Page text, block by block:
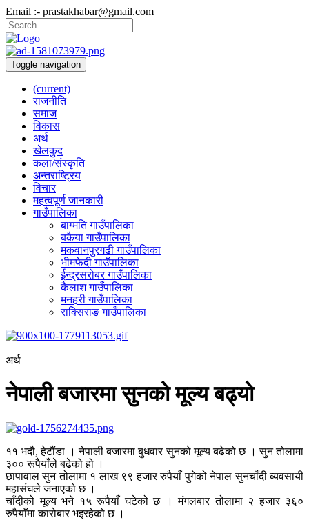
Email :- prastakhabar@gmail.com
Toggle navigation
(current)
राजनीति
समाज
विकास
अर्थ
खेलकुद
कला/संस्कृति
अन्तराष्ट्रिय
विचार
महत्वपूर्ण जानकारी
गाउँपालिका
बाग्मति गाउँपालिका
बकैया गाउँपालिका
मकवानपुरगढी गाउँपालिका
भीमफेदी गाउँपालिका
ईन्द्रसरोबर गाउँपालिका
कैलाश गाउँपालिका
मनहरी गाउँपालिका
राक्सिराङ गाउँपालिका
अर्थ
नेपाली बजारमा सुनको मूल्य बढ्यो
११ भदौ, हेटौंडा । नेपाली बजारमा बुधवार सुनको मूल्य बढेको छ । सुन तोलामा
३०० रूपैयाँले बढेको हो ।
छापावाल सुन तोलामा १ लाख ९९ हजार रुपैयाँ पुगेको नेपाल सुनचाँदी व्यवसायी
महासंघले जनाएको छ ।
चाँदीको मूल्य भने १५ रूपैयाँ घटेको छ । मंगलबार तोलामा २ हजार ३६०
रुपैयाँमा कारोबार भइरहेको छ ।